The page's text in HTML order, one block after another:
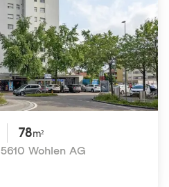
78m²
5610 Wohlen AG